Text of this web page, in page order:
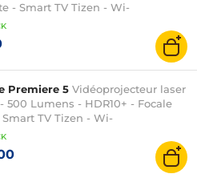
- Smart TV Tizen - Wi-
360° 1x 5 Watts + Etui souple +
Premiere 5 Vidéoprojecteur laser
500 Lumens - HDR10+ - Focale
TV Tizen - Wi-
2 - Son 2x 5 Watts Dolby